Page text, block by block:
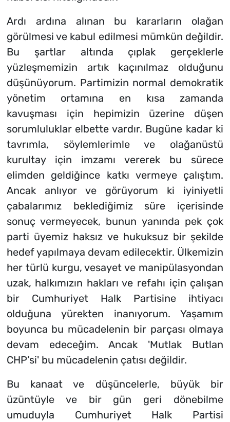
Ardı ardına alınan bu kararların olağan
görülmesi ve kabul edilmesi mümkün değildir.
Bu şartlar altında çıplak gerçeklerle
yüzleşmemizin artık kaçınılmaz olduğunu
düşünüyorum. Partimizin normal demokratik
yönetim ortamına en kısa zamanda
kavuşması için hepimizin üzerine düşen
sorumluluklar elbette vardır. Bugüne kadar ki
tavrımla, söylemlerimle ve olağanüstü
kurultay için imzamı vererek bu sürece
elimden geldiğince katkı vermeye çalıştım.
Ancak anlıyor ve görüyorum ki iyiniyetli
çabalarımız beklediğimiz süre içerisinde
sonuç vermeyecek, bunun yanında pek çok
parti üyemiz haksız ve hukuksuz bir şekilde
hedef yapılmaya devam edilecektir. Ülkemizin
her türlü kurgu, vesayet ve manipülasyondan
uzak, halkımızın hakları ve refahı için çalışan
bir Cumhuriyet Halk Partisine ihtiyacı
olduğuna yürekten inanıyorum. Yaşamım
boyunca bu mücadelenin bir parçası olmaya
devam edeceğim. Ancak 'Mutlak Butlan
CHP’si' bu mücadelenin çatısı değildir.
Bu kanaat ve düşüncelerle, büyük bir
üzüntüyle ve bir gün geri dönebilme
umuduyla Cumhuriyet Halk Partisi